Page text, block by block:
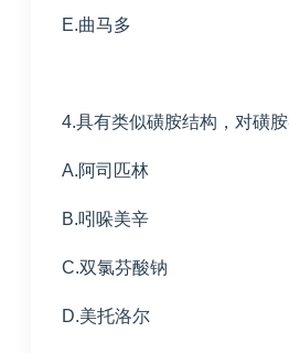
E.曲马多
4.具有类似磺胺结构，对磺
A.阿司匹林
B.吲哚美辛
C.双氯芬酸钠
D.美托洛尔